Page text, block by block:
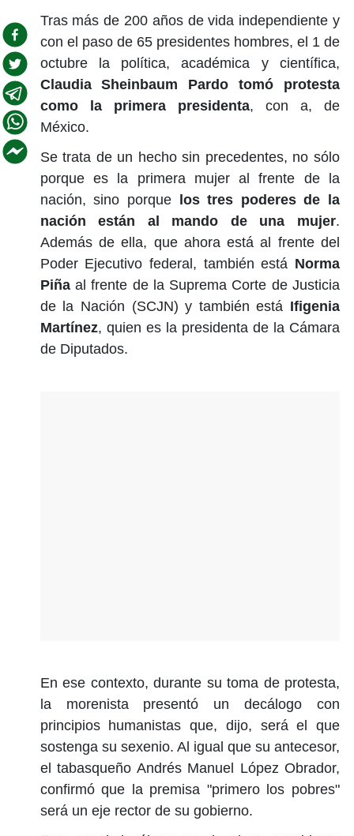
Tras más de 200 años de vida independiente y
con el paso de 65 presidentes hombres, el 1 de
octubre la política, académica y científica,
Claudia Sheinbaum Pardo tomó protesta
como la primera presidenta, con a, de
México.
Se trata de un hecho sin precedentes, no sólo
porque es la primera mujer al frente de la
nación, sino porque los tres poderes de la
nación están al mando de una mujer.
Además de ella, que ahora está al frente del
Poder Ejecutivo federal, también está Norma
Piña al frente de la Suprema Corte de Justicia
de la Nación (SCJN) y también está Ifigenia
Martínez, quien es la presidenta de la Cámara
de Diputados.
En ese contexto, durante su toma de protesta,
la morenista presentó un decálogo con
principios humanistas que, dijo, será el que
sostenga su sexenio. Al igual que su antecesor,
el tabasqueño Andrés Manuel López Obrador,
confirmó que la premisa "primero los pobres"
será un eje rector de su gobierno.